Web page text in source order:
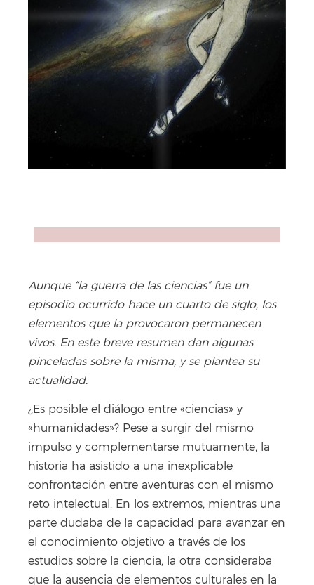
Aunque “la guerra de las ciencias” fue un
episodio ocurrido hace un cuarto de siglo, los
elementos que la provocaron permanecen
vivos. En este breve resumen dan algunas
pinceladas sobre la misma, y se plantea su
actualidad.
¿Es posible el diálogo entre «ciencias» y
«humanidades»? Pese a surgir del mismo
impulso y complementarse mutuamente, la
historia ha asistido a una inexplicable
confrontación entre aventuras con el mismo
reto intelectual. En los extremos, mientras una
parte dudaba de la capacidad para avanzar en
el conocimiento objetivo a través de los
estudios sobre la ciencia, la otra consideraba
que la ausencia de elementos culturales en la